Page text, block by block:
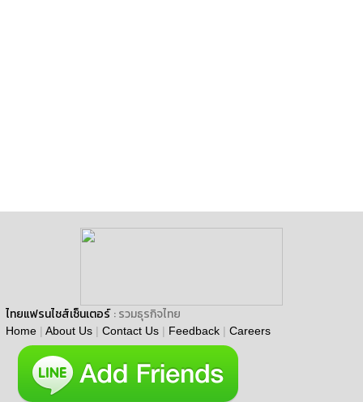
ไทยแฟรนไชส์เซ็นเตอร์ : รวมธุรกิจไทย
Home | About Us | Contact Us | Feedback | Careers